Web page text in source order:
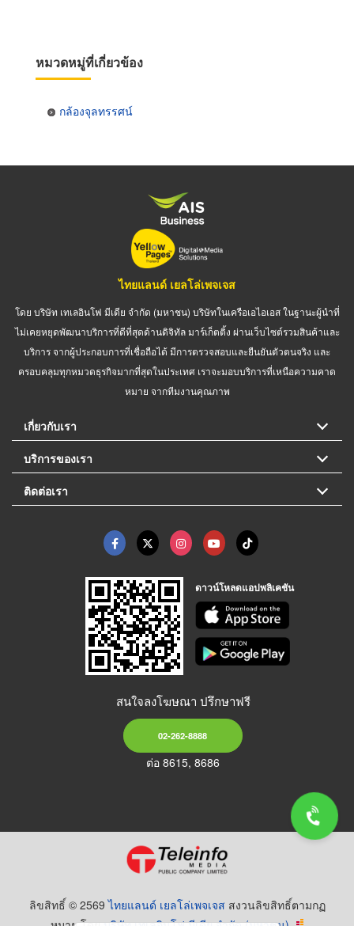
หมวดหมู่ที่เกี่ยวข้อง
กล้องจุลทรรศน์
ไทยแลนด์ เยลโล่เพจเจส
โดย บริษัท เทเลอินโฟ มีเดีย จำกัด (มหาชน) บริษัทในเครือเอไอเอส ในฐานะผู้นำที่
ไม่เคยหยุดพัฒนาบริการที่ดีที่สุดด้านดิจิทัล มาร์เก็ตติ้ง ผ่านเว็บไซต์รวมสินค้าและ
บริการ จากผู้ประกอบการที่เชื่อถือได้ มีการตรวจสอบและยืนยันตัวตนจริง และ
ครอบคลุมทุกหมวดธุรกิจมากที่สุดในประเทศ เราจะมอบบริการที่เหนือความคาด
หมาย จากทีมงานคุณภาพ
เกี่ยวกับเรา
บริการของเรา
ติดต่อเรา
ดาวน์โหลดแอปพลิเคชัน
สนใจลงโฆษณา ปรึกษาฟรี
02-262-8888
ต่อ 8615, 8686
ลิขสิทธิ์ © 2569ไทยแลนด์ เยลโล่เพจเจส สงวนลิขสิทธิ์ตามกฏ